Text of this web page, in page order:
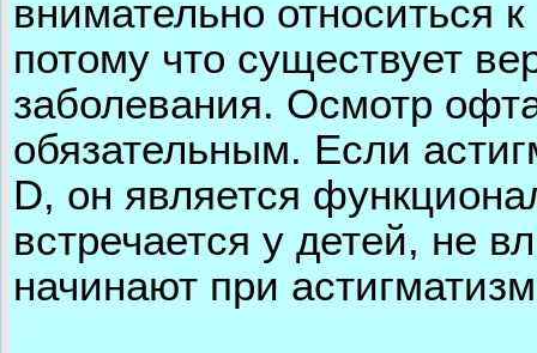
внимательно относиться
потому что существует
заболевания. Осмотр
обязательным. Если
D, он является
встречается у детей, не
начинают при